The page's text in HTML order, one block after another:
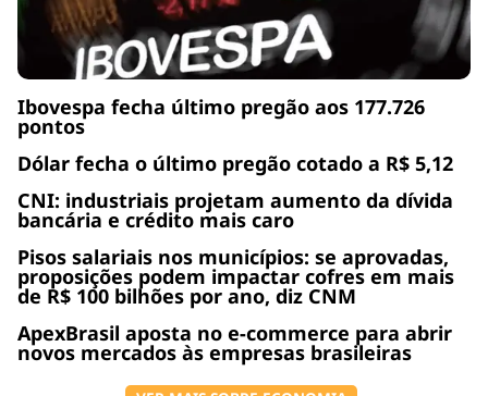
Ibovespa fecha último pregão aos 177.726
pontos
Dólar fecha o último pregão cotado a R$ 5,12
CNI: industriais projetam aumento da dívida
bancária e crédito mais caro
Pisos salariais nos municípios: se aprovadas,
proposições podem impactar cofres em mais
de R$ 100 bilhões por ano, diz CNM
ApexBrasil aposta no e-commerce para abrir
novos mercados às empresas brasileiras